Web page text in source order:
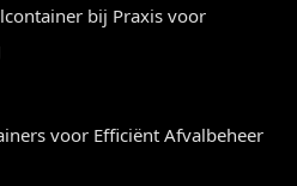
bij Praxis voor
voor Efficiënt Afvalbeheer